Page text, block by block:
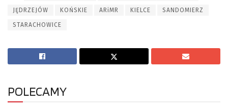
JĘDRZEJÓW KOŃSKIE ARiMR KIELCE SANDOMIERZ
STARACHOWICE
POLECAMY